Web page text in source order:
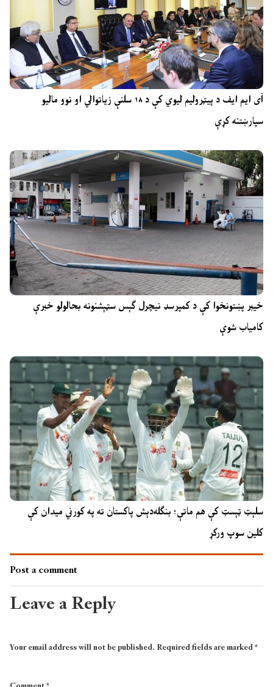
آی ایم ایف د پیټرولیم لیوي کې د ۱۸ سلنې زیاتوالي او نوو مالیو
سپارښتنه کړې
خیبر پښتونخوا کې د کمپرسډ نیچرل ګېس سټېشنونه بحالولو خبرې
کامیاب شوې
سلېټ ټېسټ کې هم ماتې؛ بنګله‌دېش پاکستان ته په کورني میدان کې
کلین سوپ ورکړ
Post a comment
Leave a Reply
Your email address will not be published.Required fields are marked*